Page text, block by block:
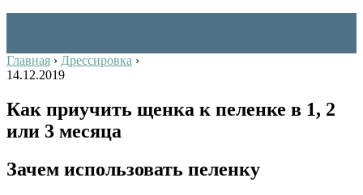
Главная › Дрессировка ›
14.12.2019
Как приучить щенка к пеленке в 1, 2
или 3 месяца
Зачем использовать пеленку